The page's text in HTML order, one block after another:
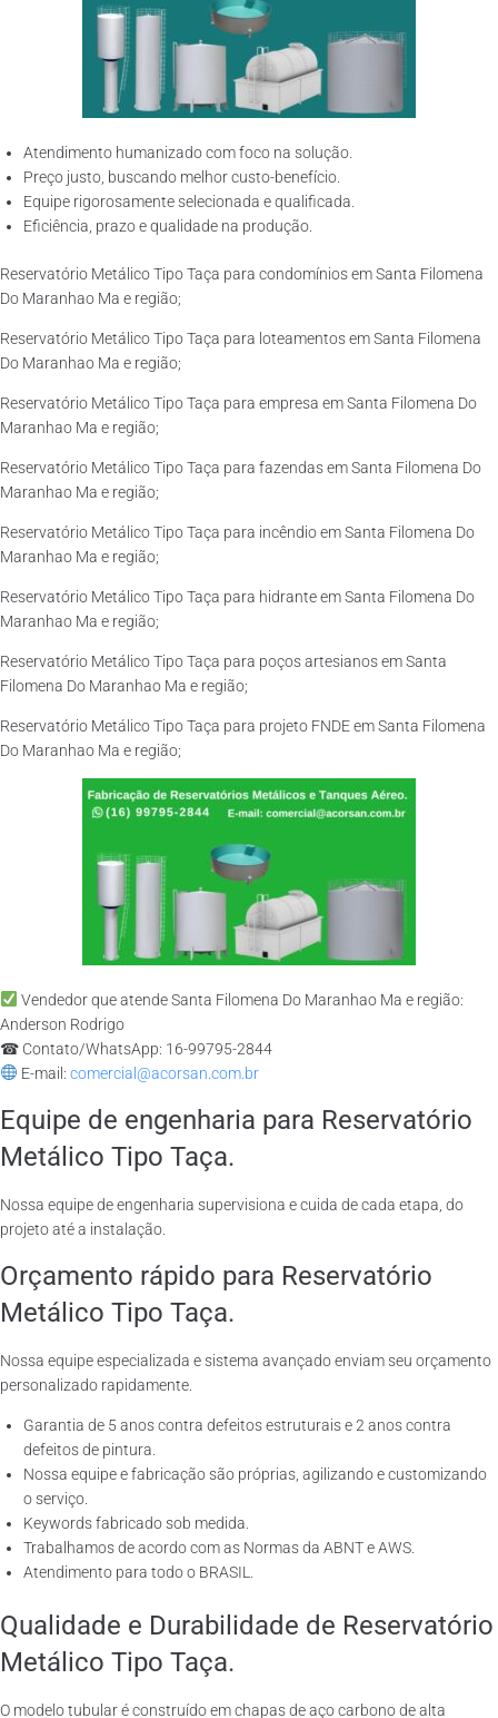
Atendimento humanizado com foco na solução.
Preço justo, buscando melhor custo-benefício.
Equipe rigorosamente selecionada e qualificada.
Eficiência, prazo e qualidade na produção.
Reservatório Metálico Tipo Taça para condomínios em Santa Filomena
Do Maranhao Ma e região;
Reservatório Metálico Tipo Taça para loteamentos em Santa Filomena
Do Maranhao Ma e região;
Reservatório Metálico Tipo Taça para empresa em Santa Filomena Do
Maranhao Ma e região;
Reservatório Metálico Tipo Taça para fazendas em Santa Filomena Do
Maranhao Ma e região;
Reservatório Metálico Tipo Taça para incêndio em Santa Filomena Do
Maranhao Ma e região;
Reservatório Metálico Tipo Taça para hidrante em Santa Filomena Do
Maranhao Ma e região;
Reservatório Metálico Tipo Taça para poços artesianos em Santa
Filomena Do Maranhao Ma e região;
Reservatório Metálico Tipo Taça para projeto FNDE em Santa Filomena
Do Maranhao Ma e região;
Vendedor que atende Santa Filomena Do Maranhao Ma e região:
Anderson Rodrigo
☎ Contato/WhatsApp: 16-99795-2844
E-mail: comercial@acorsan.com.br
Equipe de engenharia para Reservatório
Metálico Tipo Taça.
Nossa equipe de engenharia supervisiona e cuida de cada etapa, do
projeto até a instalação.
Orçamento rápido para Reservatório
Metálico Tipo Taça.
Nossa equipe especializada e sistema avançado enviam seu orçamento
personalizado rapidamente.
Garantia de 5 anos contra defeitos estruturais e 2 anos contra
defeitos de pintura.
Nossa equipe e fabricação são próprias, agilizando e customizando
o serviço.
Keywords fabricado sob medida.
Trabalhamos de acordo com as Normas da ABNT e AWS.
Atendimento para todo o BRASIL.
Qualidade e Durabilidade de Reservatório
Metálico Tipo Taça.
O modelo tubular é construído em chapas de aço carbono de alta